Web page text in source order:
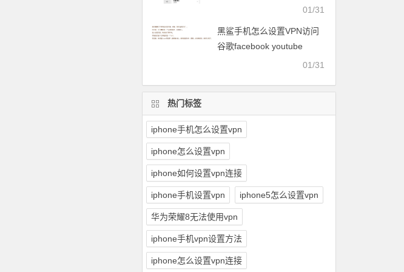
01/31
黑鲨手机怎么设置VPN访问
谷歌facebook youtube
01/31
热门标签
iphone手机怎么设置vpn
iphone怎么设置vpn
iphone如何设置vpn连接
iphone手机设置vpn iphone5怎么设置vpn
华为荣耀8无法使用vpn
iphone手机vpn设置方法
iphone怎么设置vpn连接